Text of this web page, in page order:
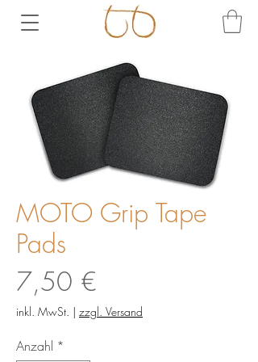
MOTO Grip Tape
Pads
7,50 €
inkl. MwSt. | zzgl. Versand
Anzahl *